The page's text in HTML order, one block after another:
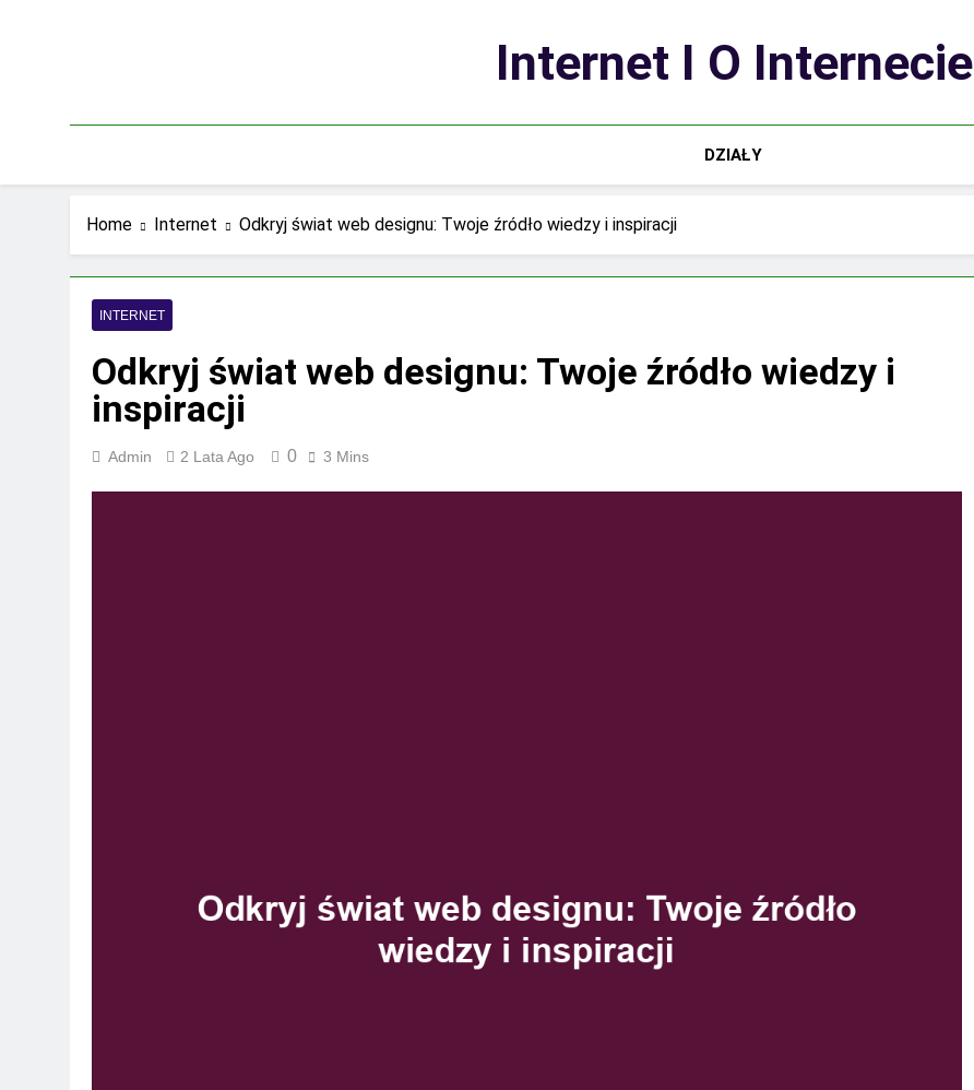
Internet I O Internecie
DZIAŁY
Home Internet Odkryj świat web designu: Twoje źródło wiedzy i inspiracji
INTERNET
Odkryj świat web designu: Twoje źródło wiedzy i
inspiracji
Admin 2 Lata Ago 0 3 Mins